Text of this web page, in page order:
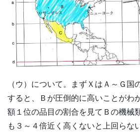
（ウ）について。まずＸはＡ～Ｇ国
すると、Ｂが圧倒的に高いことがわ
額１位の品目の割合を見てＢの機械
も３～４倍近く高くないと上回らな